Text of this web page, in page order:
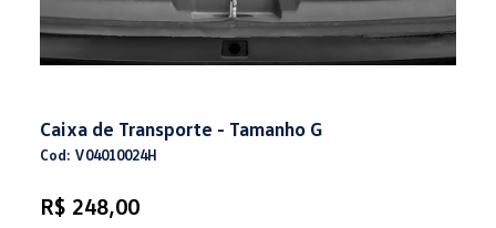
Caixa de Transporte - Tamanho G
Cod: V04010024H
R$ 248,00